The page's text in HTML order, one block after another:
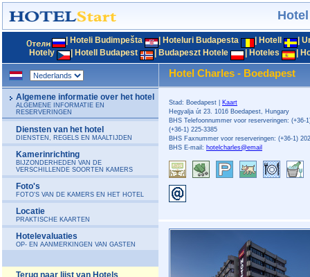
Hoteli Budimpešta Hoteluri Budapesta Hotell
Hotely
Hotell Budapest Budapeszt Hotele Hoteles
Hotel Charles - Boedapest
Algemene informatie over het hotel
ALGEMENE INFORMATIE EN
RESERVERINGEN
Diensten van het hotel
DIENSTEN, REGELS EN MAALTIJDEN
Kamerinrichting
BIJZONDERHEDEN VAN DE
VERSCHILLENDE SOORTEN KAMERS
Foto's
FOTO'S VAN DE KAMERS EN HET HOTEL
Locatie
PRAKTISCHE KAARTEN
Hotelevaluaties
OP- EN AANMERKINGEN VAN GASTEN
Terug naar lijst van Hotels
Stad: Boedapest | Kaart
Hegyalja út 23. 1016 Boedapest, Hungary
BHS Telefoonnummer voor reserveringen: (+36-
(+36-1) 225-3385
BHS Faxnummer voor reserveringen: (+36-1)
BHS E-mail: hotelcharles@email